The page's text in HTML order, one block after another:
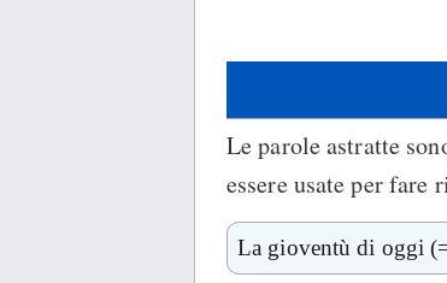
Le parole astratte
essere usate per fare
La gioventù di oggi